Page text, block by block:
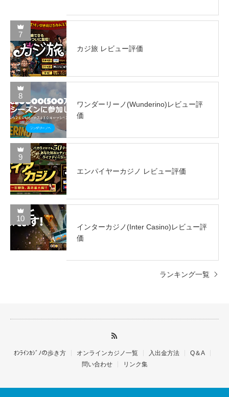
7
カジ旅 レビュー評価
8
ワンダーリーノ(Wunderino)レビュー評
価
9
エンパイヤーカジノ レビュー評価
10
インターカジノ(Inter Casino)レビュー評
価
ランキング一覧
ｵﾝﾗｲﾝｶｼﾞﾉの歩き方 オンラインカジノ一覧 入出金方法
Q＆A
問い合わせ
リンク集